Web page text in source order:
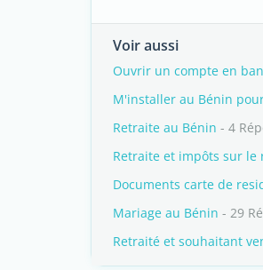
Voir aussi
Ouvrir un compte en
M'installer au Bénin
Retraite au Bénin - 4
Retraite et impôts sur le
Documents carte de
Mariage au Bénin - 29
Retraité et souhaitant